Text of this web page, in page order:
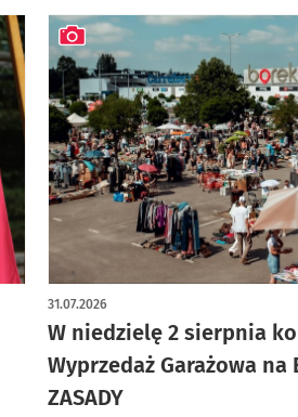
W niedzielę 2 sierpnia
Wyprzedaż Garażowa na
ZASADY
31.07.2026
artykuł z galerią zdjęć